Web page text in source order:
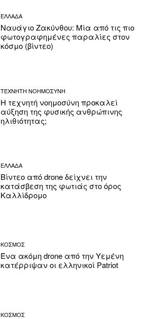
ΕΛΛΑΔΑ
Ναυάγιο Ζακύνθου: Μία από τις πιο
φωτογραφημένες παραλίες στον
κόσμο (βίντεο)
ΤΕΧΝΗΤΗ ΝΟΗΜΟΣΥΝΗ
Η τεχνητή νοημοσύνη προκαλεί
αύξηση της φυσικής ανθρώπινης
ηλιθιότητας;
ΕΛΛΑΔΑ
Βίντεο από drone δείχνει την
κατάσβεση της φωτιάς στο όρος
Καλλίδρομο
ΚΟΣΜΟΣ
Ένα ακόμη drone από την Υεμένη
κατέρριψαν οι ελληνικοί Patriot
ΚΟΣΜΟΣ